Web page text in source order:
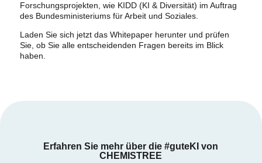
Forschungsprojekten, wie KIDD (KI & Diversität) im Auftrag
des Bundesministeriums für Arbeit und Soziales.
Laden Sie sich jetzt das Whitepaper herunter und prüfen
Sie, ob Sie alle entscheidenden Fragen bereits im Blick
haben.
Erfahren Sie mehr über die #guteKI von
CHEMISTREE